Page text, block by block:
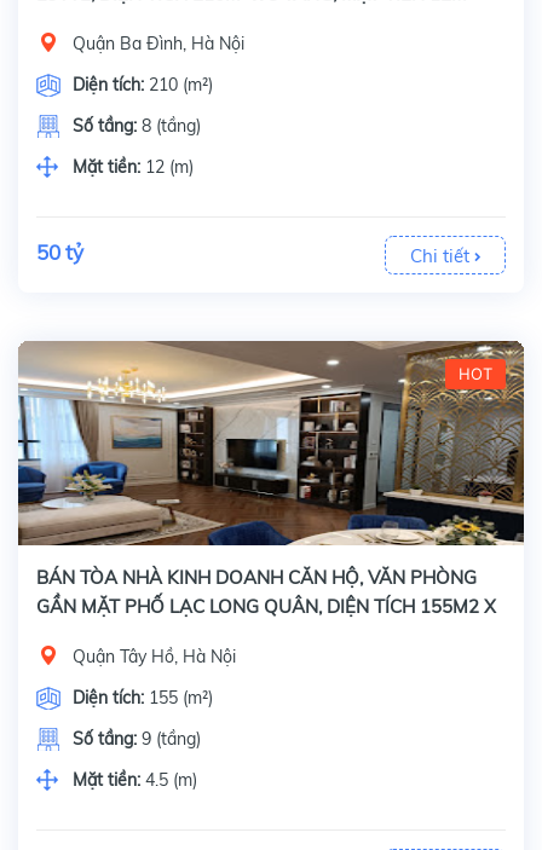
Quận Ba Đình, Hà Nội
Diện tích: 210 (m²)
Số tầng: 8 (tầng)
Mặt tiền: 12 (m)
50 tỷ Chi tiết
HOT
BÁN TÒA NHÀ KINH DOANH CĂN HỘ, VĂN PHÒNG
GẦN MẶT PHỐ LẠC LONG QUÂN, DIỆN TÍCH 155M2 X
Quận Tây Hồ, Hà Nội
Diện tích: 155 (m²)
Số tầng: 9 (tầng)
Mặt tiền: 4.5 (m)